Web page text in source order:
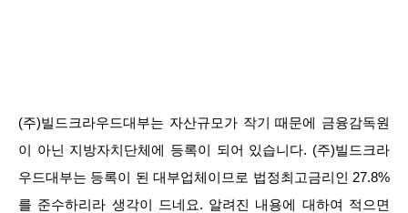
(주)빌드크라우드대부는 자산규모가 작기 때문에 금융감독원
이 아닌 지방자치단체에 등록이 되어 있습니다. (주)빌드크라
우드대부는 등록이 된 대부업체이므로 법정최고금리인 27.8%
를 준수하리라 생각이 드네요. 알려진 내용에 대하여 적으면